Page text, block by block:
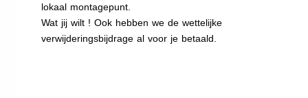
lokaal montagepunt.
Wat jij wilt ! Ook hebben we de wettelijke
verwijderingsbijdrage al voor je betaald.